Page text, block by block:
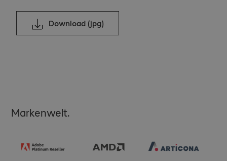
Download (jpg)
Markenwelt.